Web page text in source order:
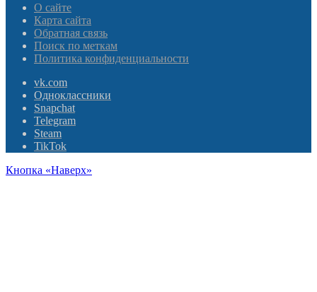
О сайте
Карта сайта
Обратная связь
Поиск по меткам
Политика конфиденциальности
vk.com
Одноклассники
Snapchat
Telegram
Steam
TikTok
Кнопка «Наверх»